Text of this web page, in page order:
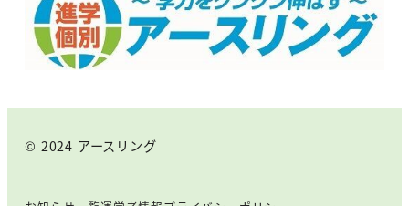
© 2024 アースリング